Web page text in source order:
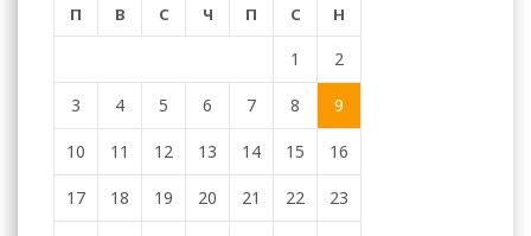
П В С Ч П С Н
1 2
3 4 5 6 7 8 9
10 11 12 13 14 15 16
17 18 19 20 21 22 23